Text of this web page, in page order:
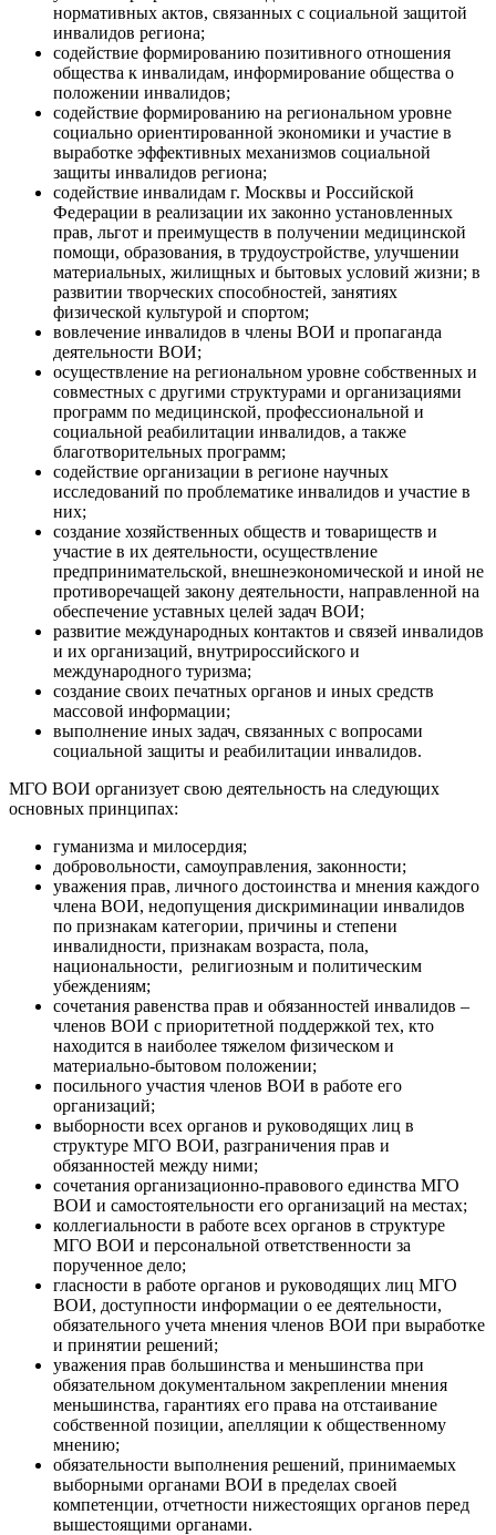
нормативных актов, связанных с социальной защитой
инвалидов региона;
содействие формированию позитивного отношения
общества к инвалидам, информирование общества о
положении инвалидов;
содействие формированию на региональном уровне
социально ориентированной экономики и участие в
выработке эффективных механизмов социальной
защиты инвалидов региона;
содействие инвалидам г. Москвы и Российской
Федерации в реализации их законно установленных
прав, льгот и преимуществ в получении медицинской
помощи, образования, в трудоустройстве, улучшении
материальных, жилищных и бытовых условий жизни; в
развитии творческих способностей, занятиях
физической культурой и спортом;
вовлечение инвалидов в члены ВОИ и пропаганда
деятельности ВОИ;
осуществление на региональном уровне собственных и
совместных с другими структурами и организациями
программ по медицинской, профессиональной и
социальной реабилитации инвалидов, а также
благотворительных программ;
содействие организации в регионе научных
исследований по проблематике инвалидов и участие в
них;
создание хозяйственных обществ и товариществ и
участие в их деятельности, осуществление
предпринимательской, внешнеэкономической и иной не
противоречащей закону деятельности, направленной на
обеспечение уставных целей задач ВОИ;
развитие международных контактов и связей инвалидов
и их организаций, внутрироссийского и
международного туризма;
создание своих печатных органов и иных средств
массовой информации;
выполнение иных задач, связанных с вопросами
социальной защиты и реабилитации инвалидов.
МГО ВОИ организует свою деятельность на следующих
основных принципах:
гуманизма и милосердия;
добровольности, самоуправления, законности;
уважения прав, личного достоинства и мнения каждого
члена ВОИ, недопущения дискриминации инвалидов
по признакам категории, причины и степени
инвалидности, признакам возраста, пола,
национальности, религиозным и политическим
убеждениям;
сочетания равенства прав и обязанностей инвалидов –
членов ВОИ с приоритетной поддержкой тех, кто
находится в наиболее тяжелом физическом и
материально-бытовом положении;
посильного участия членов ВОИ в работе его
организаций;
выборности всех органов и руководящих лиц в
структуре МГО ВОИ, разграничения прав и
обязанностей между ними;
сочетания организационно-правового единства МГО
ВОИ и самостоятельности его организаций на местах;
коллегиальности в работе всех органов в структуре
МГО ВОИ и персональной ответственности за
порученное дело;
гласности в работе органов и руководящих лиц МГО
ВОИ, доступности информации о ее деятельности,
обязательного учета мнения членов ВОИ при выработке
и принятии решений;
уважения прав большинства и меньшинства при
обязательном документальном закреплении мнения
меньшинства, гарантиях его права на отстаивание
собственной позиции, апелляции к общественному
мнению;
обязательности выполнения решений, принимаемых
выборными органами ВОИ в пределах своей
компетенции, отчетности нижестоящих органов перед
вышестоящими органами.